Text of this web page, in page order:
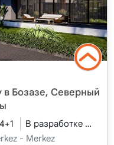
в Бозазе, Северный
4+1 В разработке
- Merkez